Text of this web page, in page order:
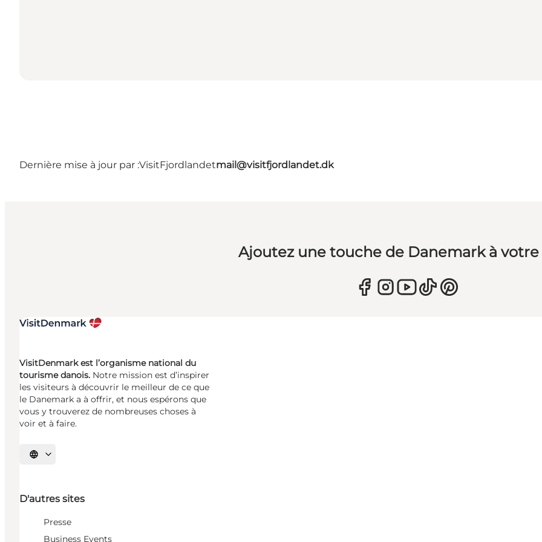
Dernière mise à jour par :VisitFjordlandetmail@visitfjordlandet.dk
Ajoutez une touche de Danemark à
VisitDenmark est l’organisme national du
tourisme danois. Notre mission est d’inspirer
les visiteurs à découvrir le meilleur de ce que
le Danemark a à offrir, et nous espérons que
vous y trouverez de nombreuses choses à
voir et à faire.
Choisissez la langue
D'autres sites
Presse
Business Events